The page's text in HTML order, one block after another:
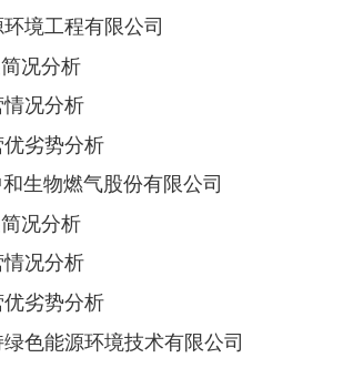
境工程有限公司
简况分析
情况分析
优劣势分析
生物燃气股份有限公司
简况分析
情况分析
优劣势分析
色能源环境技术有限公司